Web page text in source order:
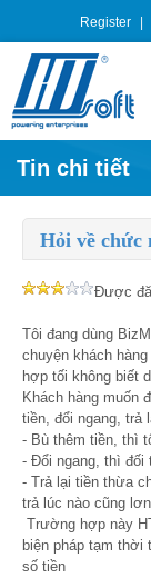
Register
Tin chi tiết
Hỏi về chức
Được
Tôi đang dùng
chuyện khách
hợp tối không biết
Khách hàng muốn
tiền, đổi ngang, trả
- Bù thêm tiền, thì
- Đổi ngang, thì đối
- Trả lại tiền thừa
trả lúc nào cũng
Trường hợp này
biện pháp tạm thời
số tiền